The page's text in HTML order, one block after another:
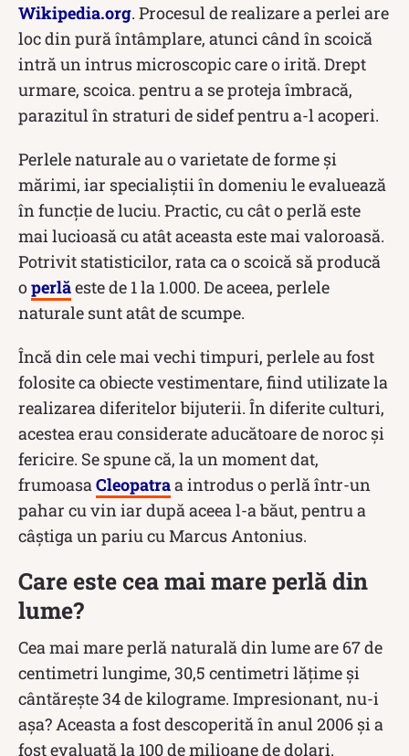
Wikipedia.org. Procesul de realizare a perlei are
loc din pură întâmplare, atunci când în scoică
intră un intrus microscopic care o irită. Drept
urmare, scoica. pentru a se proteja îmbracă,
parazitul în straturi de sidef pentru a-l acoperi.
Perlele naturale au o varietate de forme și
mărimi, iar specialiștii în domeniu le evaluează
în funcție de luciu. Practic, cu cât o perlă este
mai lucioasă cu atât aceasta este mai valoroasă.
Potrivit statisticilor, rata ca o scoică să producă
operlăeste de 1 la 1.000. De aceea, perlele
naturale sunt atât de scumpe.
Încă din cele mai vechi timpuri, perlele au fost
folosite ca obiecte vestimentare, fiind utilizate la
realizarea diferitelor bijuterii. În diferite culturi,
acestea erau considerate aducătoare de noroc și
fericire. Se spune că, la un moment dat,
frumoasa Cleopatraa introdus o perlă într-un
pahar cu vin iar după aceea l-a băut, pentru a
câștiga un pariu cu Marcus Antonius.
Care este cea mai mare perlă din
lume?
Cea mai mare perlă naturală din lume are 67 de
centimetri lungime, 30,5 centimetri lățime și
cântărește 34 de kilograme. Impresionant, nu-i
așa? Aceasta a fost descoperită în anul 2006 și a
fost evaluată la 100 de milioane de dolari.